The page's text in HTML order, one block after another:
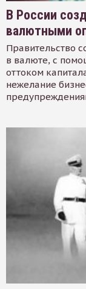
В России
валютными
Правительство
в валюте, с
оттоком
нежелание